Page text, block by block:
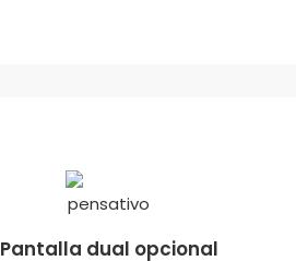
Pantalla dual opcional